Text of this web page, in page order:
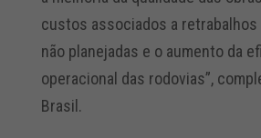
custos associados a
não planejadas e o aumento da
operacional das rodovias”,
Brasil.